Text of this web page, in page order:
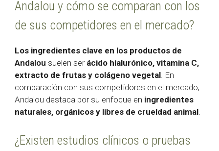
Andalou y cómo se comparan con los
de sus competidores en el mercado?
Los ingredientes clave en los productos de
Andalou suelen ser ácido hialurónico, vitamina C,
extracto de frutas y colágeno vegetal. En
comparación con sus competidores en el mercado,
Andalou destaca por su enfoque en ingredientes
naturales, orgánicos y libres de crueldad animal.
¿Existen estudios clínicos o pruebas